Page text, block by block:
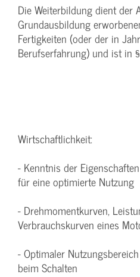
Die Weiterbildung dient der
Grundausbildung
Fertigkeiten (oder der in
Berufserfahrung) und ist in
Wirtschaftlichkeit:
- Kenntnis der
für eine optimierte Nutzung
- Drehmomentkurven,
Verbrauchskurven eines
- Optimaler
beim Schalten